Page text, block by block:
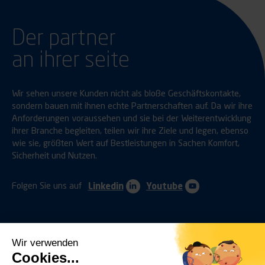
Wir verwenden
Cookies...
Der partner
an ihrer seite
Wir sehen unsere Kunden nicht als bloße Geschäftskontakte,
sondern bauen mit ihnen echte Partnerschaften auf. Da wir ihre
Anforderungen voraussehen und sie bei der Weiterentwicklung
ihrer Branche begleiten, teilen wir ihre Ziele und legen, ebenso
wie sie, größten Wert auf Bestleistungen in Sachen Komfort,
Sicherheit und Nutzen.
Folgen Sie uns auf Linkedin Youtube